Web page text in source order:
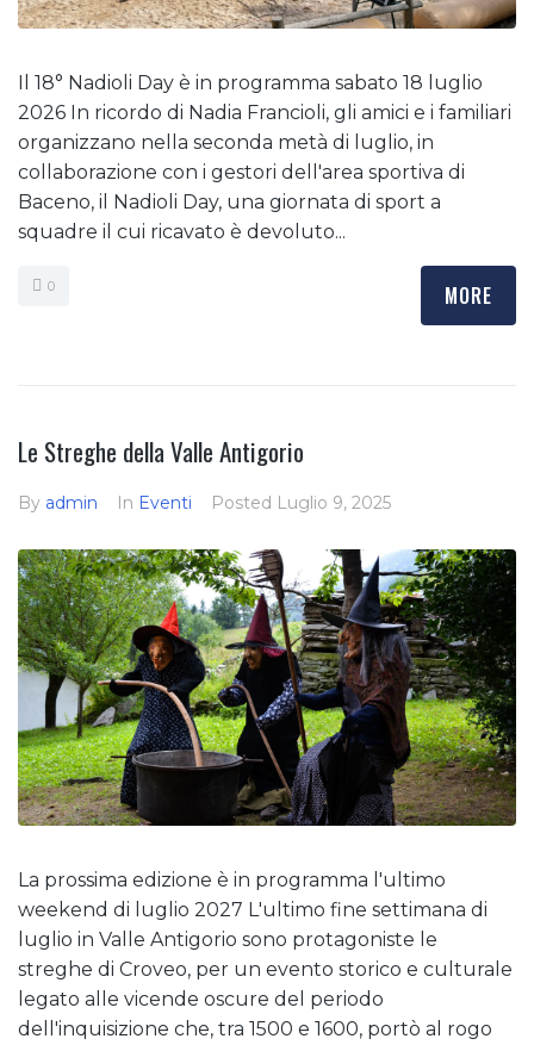
Il 18° Nadioli Day è in programma sabato 18 luglio
2026 In ricordo di Nadia Francioli, gli amici e i familiari
organizzano nella seconda metà di luglio, in
collaborazione con i gestori dell'area sportiva di
Baceno, il Nadioli Day, una giornata di sport a
squadre il cui ricavato è devoluto...
0 MORE
Le Streghe della Valle Antigorio
By admin In Eventi Posted Luglio 9, 2025
La prossima edizione è in programma l'ultimo
weekend di luglio 2027 L'ultimo fine settimana di
luglio in Valle Antigorio sono protagoniste le
streghe di Croveo, per un evento storico e culturale
legato alle vicende oscure del periodo
dell'inquisizione che, tra 1500 e 1600, portò al rogo